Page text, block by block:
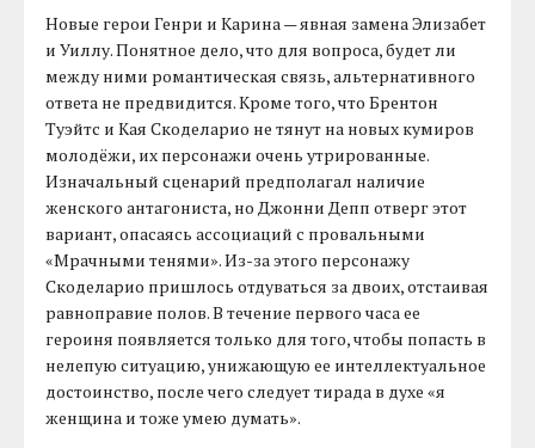
Новые герои Генри и Карина — явная замена Элизабет
и Уиллу. Понятное дело, что для вопроса, будет ли
между ними романтическая связь, альтернативного
ответа не предвидится. Кроме того, что Брентон
Туэйтс и Кая Скоделарио не тянут на новых кумиров
молодёжи, их персонажи очень утрированные.
Изначальный сценарий предполагал наличие
женского антагониста, но Джонни Депп отверг этот
вариант, опасаясь ассоциаций с провальными
«Мрачными тенями». Из-за этого персонажу
Скоделарио пришлось отдуваться за двоих, отстаивая
равноправие полов. В течение первого часа ее
героиня появляется только для того, чтобы попасть в
нелепую ситуацию, унижающую ее интеллектуальное
достоинство, после чего следует тирада в духе «я
женщина и тоже умею думать».